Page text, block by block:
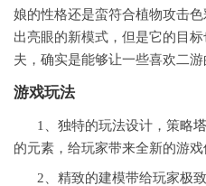
娘的性格还是蛮符合植物攻击
出亮眼的新模式，但是它的目
夫，确实是能够让一些喜欢二游
游戏玩法
1、独特的玩法设计，策略
的元素，给玩家带来全新的游戏
2、精致的建模带给玩家极